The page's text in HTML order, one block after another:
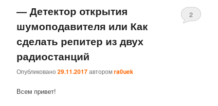
— Детектор открытия
шумоподавителя или Как
сделать репитер из двух
радиостанций
Опубликовано29.11.2017авторомra0uek
2
Всем привет!